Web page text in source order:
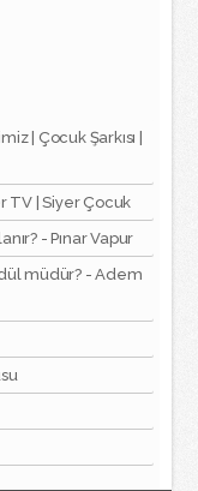
| Çocuk Şarkısı |
TV | Siyer Çocuk
- Pınar Vapur
müdür? - Adem